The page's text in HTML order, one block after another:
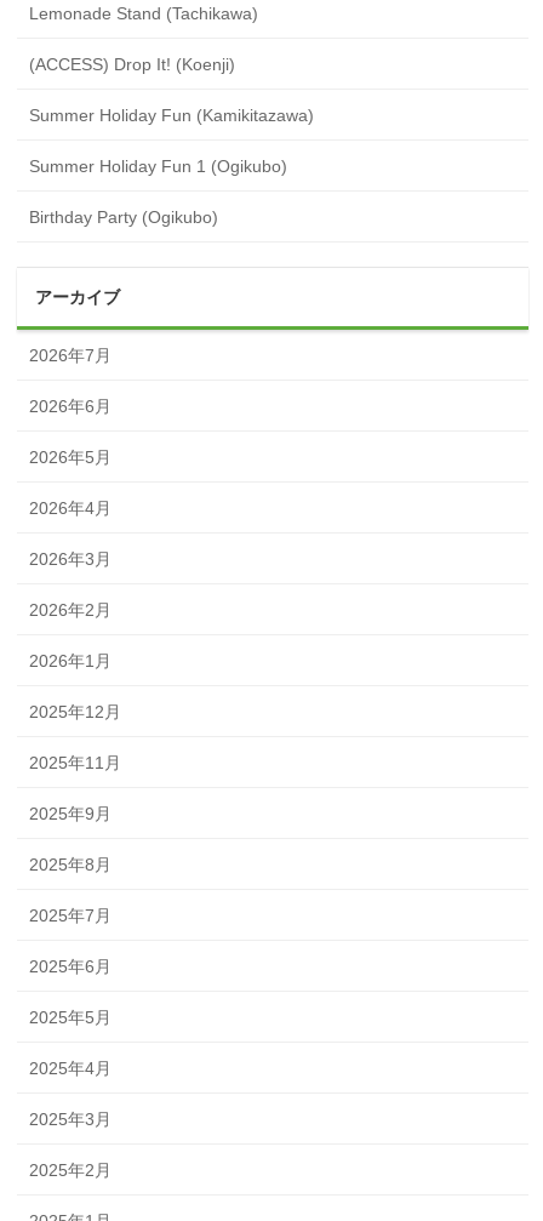
Lemonade Stand (Tachikawa)
(ACCESS) Drop It! (Koenji)
Summer Holiday Fun (Kamikitazawa)
Summer Holiday Fun 1 (Ogikubo)
Birthday Party (Ogikubo)
アーカイブ
2026年7月
2026年6月
2026年5月
2026年4月
2026年3月
2026年2月
2026年1月
2025年12月
2025年11月
2025年9月
2025年8月
2025年7月
2025年6月
2025年5月
2025年4月
2025年3月
2025年2月